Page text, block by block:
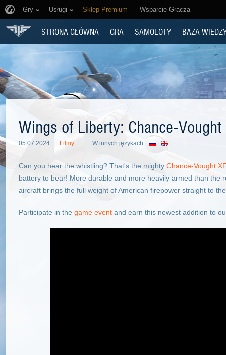
Gry Usługi Sklep Premium Wsparcie Gracza
STRONA GŁÓWNA GRA SAMOLOTY BAZA
Wings of Liberty: Chance-
05.07.2024 Filmy W innych językach:
Can you hear the whistling? That's the mighty Chance-Vought
battery to bear! More durable and more heavily armed than the
aircraft brings the full weight of American firepower straight to
Participate in the game event and earn this newest addition to